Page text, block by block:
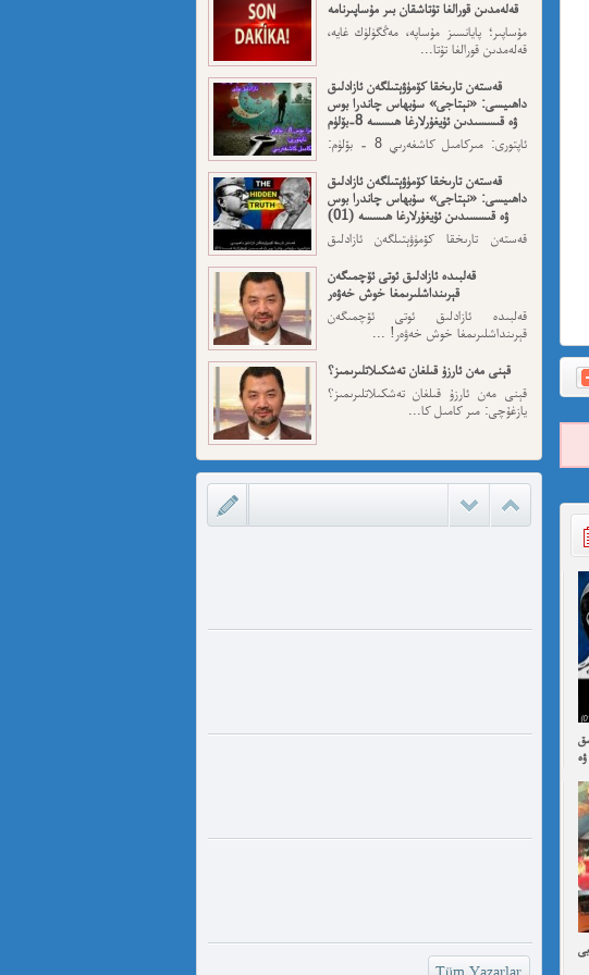
قەلەمدىن قورالغا تۇتاشقان بىر مۇساپىرنامە
مۇساپىر؛ پايانسىز مۇساپە، مەڭگۈلۈك غايە،
قەلەمدىن قورالغا تۇتا...
قەستەن تارىخقا كۆمۈۋېتىلگەن ئازادلىق
داھىيسى: «نېتاجى» سۇبھاس چاندرا بوس
ۋە قىسسىدىن ئۇيغۇرلارغا ھىسسە 8-بۆلۈم
ئاپتورى: مىركامىل كاشغەرىي 8 - بۆلۈم:
قەستەن تارىخقا كۆمۈۋېتىلگەن ئازادلىق
داھىيسى: «نېتاجى» سۇبھاس چاندرا بوس
ۋە قىسسىدىن ئۇيغۇرلارغا ھىسسە (01)
قەستەن تارىخقا كۆمۈۋېتىلگەن ئازادلىق
قەلبىدە ئازادلىق ئوتى ئۆچمىگەن
قېرىنداشلىرىمغا خوش خەۋەر
قەلبىدە ئازادلىق ئوتى ئۆچمىگەن
قېرىنداشلىرىمغا خوش خەۋەر! ...
قېنى مەن ئارزۇ قىلغان تەشكىلاتلىرىمىز؟
قېنى مەن ئارزۇ قىلغان تەشكىلاتلىرىمىز؟
يازغۇچى: مىر كامىل كا...
مەھمەت ئىمىن: نىشاندىن قايغان نەفرەت
نىشاندىن قايغان نەفرەت مەھمەت ئىمىن
پىسخىكا ئىلىمىدا «D...
شۆھرەت ھوشۇر- خەيىر خوش، ئەركىن